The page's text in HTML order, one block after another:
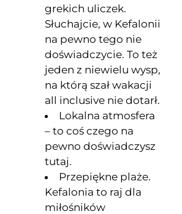
grekich uliczek.
Słuchajcie, w Kefalonii
na pewno tego nie
doświadczycie. To też
jeden z niewielu wysp,
na którą szał wakacji
all inclusive nie dotarł.
Lokalna atmosfera
– to coś czego na
pewno doświadczysz
tutaj.
Przepiękne plaże.
Kefalonia to raj dla
miłośników